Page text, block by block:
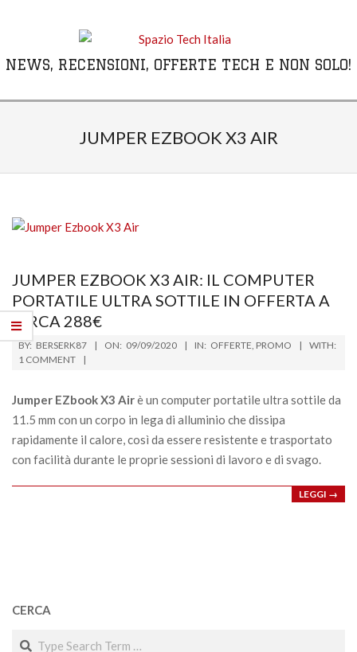
NEWS, RECENSIONI, OFFERTE TECH E NON SOLO!
JUMPER EZBOOK X3 AIR
JUMPER EZBOOK X3 AIR: IL COMPUTER
PORTATILE ULTRA SOTTILE IN OFFERTA A
CIRCA 288€
2020-
09-
BY: BERSERK87 ON: 09/09/2020 IN: OFFERTE PROMO
WITH:
1 COMMENT
Jumper EZbook X3 Airè un computer portatile ultra sottile da
11.5 mm con un corpo in lega di alluminio che dissipa
rapidamente il calore, così da essere resistente e trasportato
con facilità durante le proprie sessioni di lavoro e di svago.
LEGGI →
CERCA
Search